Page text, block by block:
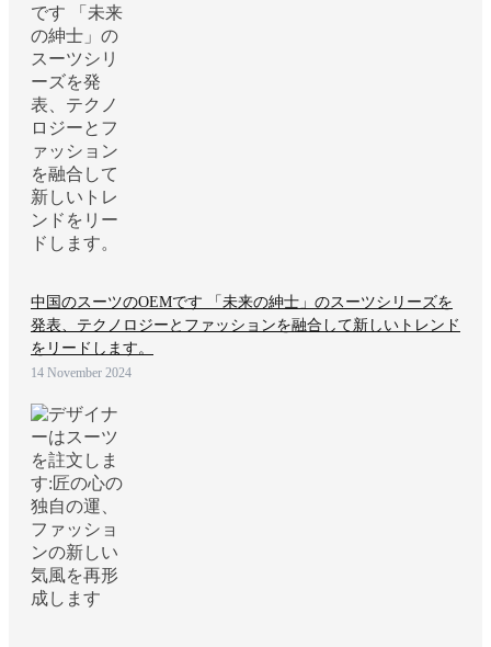
中国のスーツのOEMです 「未来の紳士」のスーツシリーズを
発表、テクノロジーとファッションを融合して新しいトレンド
をリードします。
14 November 2024